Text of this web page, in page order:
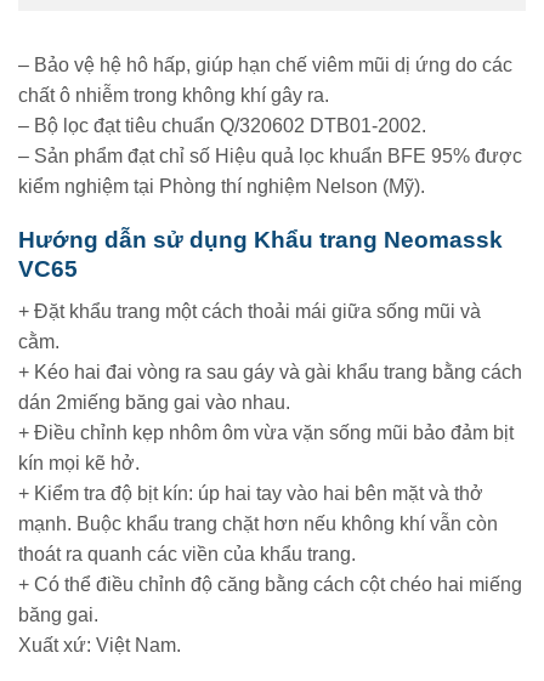
– Bảo vệ hệ hô hấp, giúp hạn chế viêm mũi dị ứng do các
chất ô nhiễm trong không khí gây ra.
– Bộ lọc đạt tiêu chuẩn Q/320602 DTB01-2002.
– Sản phẩm đạt chỉ số Hiệu quả lọc khuẩn BFE 95% được
kiểm nghiệm tại Phòng thí nghiệm Nelson (Mỹ).
Hướng dẫn sử dụng Khẩu trang Neomassk
VC65
+ Đặt khẩu trang một cách thoải mái giữa sống mũi và
cằm.
+ Kéo hai đai vòng ra sau gáy và gài khẩu trang bằng cách
dán 2miếng băng gai vào nhau.
+ Điều chỉnh kẹp nhôm ôm vừa vặn sống mũi bảo đảm bịt
kín mọi kẽ hở.
+ Kiểm tra độ bịt kín: úp hai tay vào hai bên mặt và thở
mạnh. Buộc khẩu trang chặt hơn nếu không khí vẫn còn
thoát ra quanh các viền của khẩu trang.
+ Có thể điều chỉnh độ căng bằng cách cột chéo hai miếng
băng gai.
Xuất xứ: Việt Nam.